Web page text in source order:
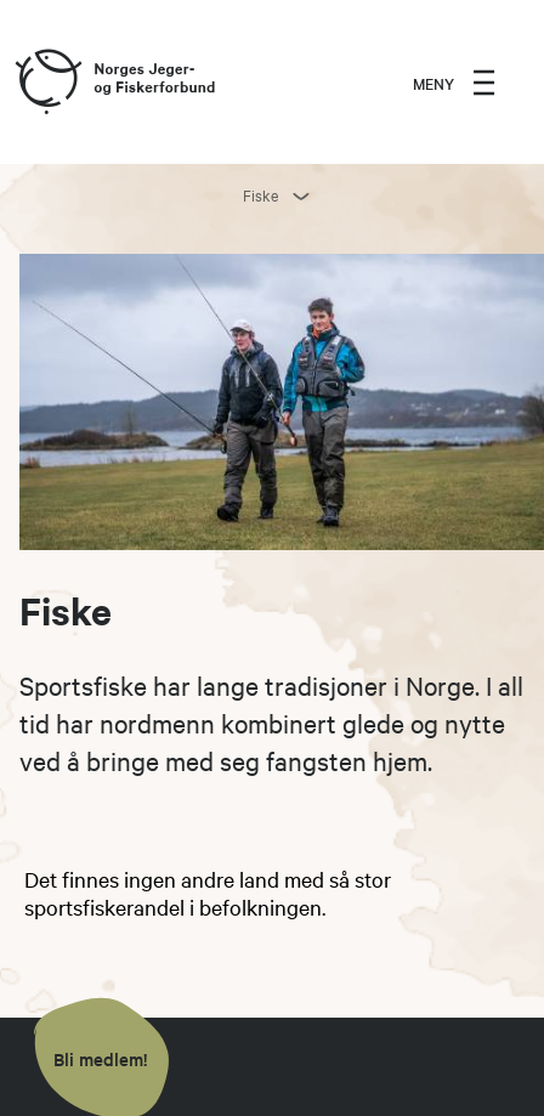
MENY
Fiske
Fiske
Sportsfiske har lange tradisjoner i Norge. I all
tid har nordmenn kombinert glede og nytte
ved å bringe med seg fangsten hjem.
Det finnes ingen andre land med så stor
sportsfiskerandel i befolkningen.
Bli medlem!